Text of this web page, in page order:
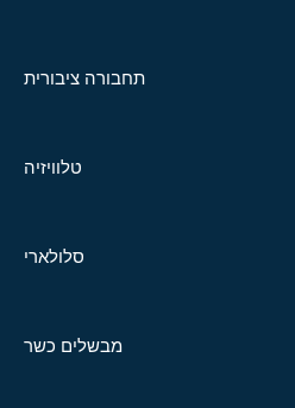
תחבורה ציבורית
טלוויזיה
סלולארי
מבשלים כשר